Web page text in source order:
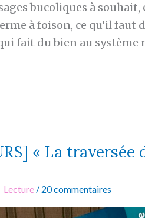
bucoliques à
à foison, ce qu’il faut
fait du bien au système
« La traversée
Lecture / 20 commentaires